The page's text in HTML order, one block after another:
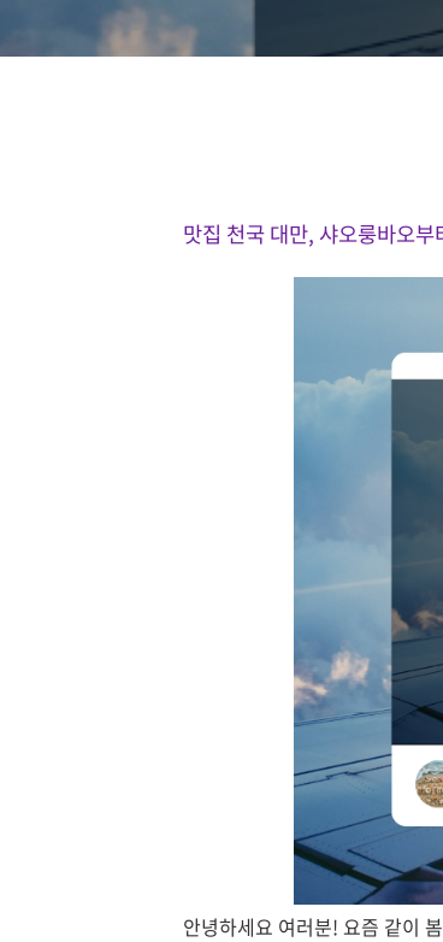
맛집 천국 대만, 샤오룽바오
안녕하세요 여러분! 요즘 같이